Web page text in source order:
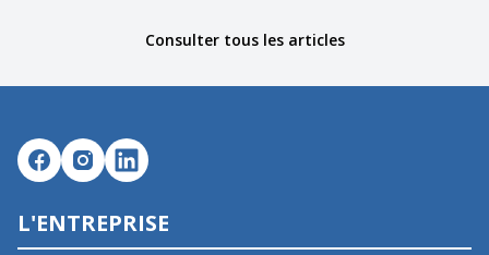
Consulter tous les articles
L'ENTREPRISE